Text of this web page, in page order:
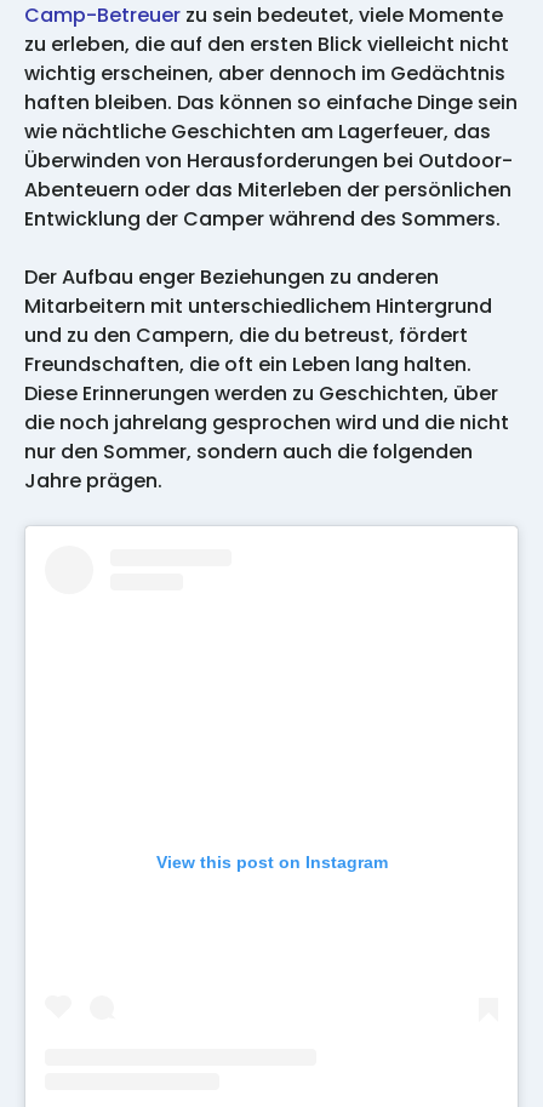
Camp-Betreuer zu sein bedeutet, viele Momente
zu erleben, die auf den ersten Blick vielleicht nicht
wichtig erscheinen, aber dennoch im Gedächtnis
haften bleiben. Das können so einfache Dinge sein
wie nächtliche Geschichten am Lagerfeuer, das
Überwinden von Herausforderungen bei Outdoor-
Abenteuern oder das Miterleben der persönlichen
Entwicklung der Camper während des Sommers.
Der Aufbau enger Beziehungen zu anderen
Mitarbeitern mit unterschiedlichem Hintergrund
und zu den Campern, die du betreust, fördert
Freundschaften, die oft ein Leben lang halten.
Diese Erinnerungen werden zu Geschichten, über
die noch jahrelang gesprochen wird und die nicht
nur den Sommer, sondern auch die folgenden
Jahre prägen.
View this post on Instagram